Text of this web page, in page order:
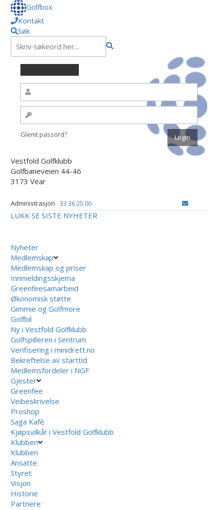
Golfbox
Kontakt
Søk
Glemt passord?
Vestfold Golfklubb
Golfbaneveien 44-46
3173 Vear
Administrasjon 33 36 25 00
LUKK SE SISTE NYHETER
Nyheter
Medlemskap
Medlemskap og priser
Innmeldingsskjema
Greenfeesamarbeid
Økonomisk støtte
Gimmie og Golfmore
Golfbil
Ny i Vestfold Golfklubb
Golfspilleren i Sentrum
Verifisering i minidrett.no
Bekreftelse av starttid
Medlemsfordeler i NGF
Gjester
Greenfee
Veibeskrivelse
Proshop
Saga Kafè
Kjøpsvilkår i Vestfold Golfklubb
Klubben
Klubben
Ansatte
Styret
Visjon
Historie
Partnere